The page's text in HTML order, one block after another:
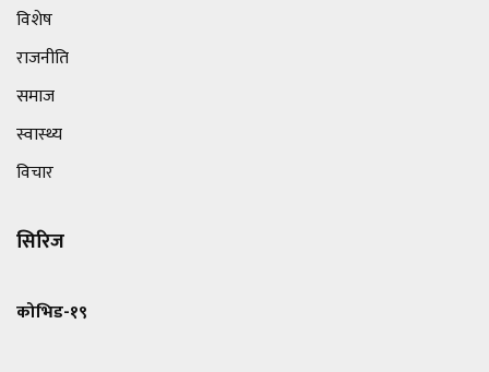
विशेष
राजनीति
समाज
स्वास्थ्य
विचार
सिरिज
कोभिड-१९